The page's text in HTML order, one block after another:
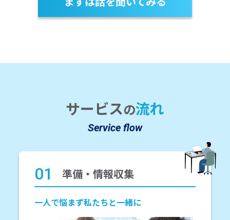
サービスの流れ
Service flow
01 準備・情報収集
一人で悩まず私たちと一緒に